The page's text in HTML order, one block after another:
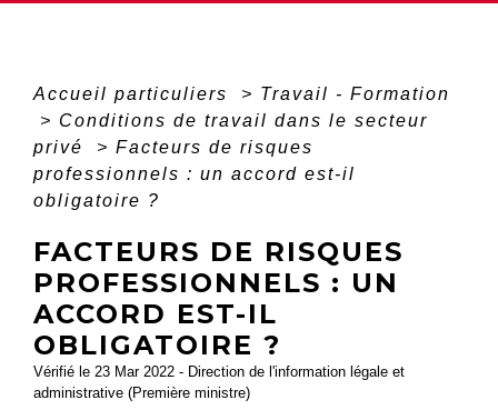
Accueil particuliers > Travail - Formation
> Conditions de travail dans le secteur
privé
> Facteurs de risques
professionnels : un accord est-il
obligatoire ?
FACTEURS DE RISQUES
PROFESSIONNELS : UN
ACCORD EST-IL
OBLIGATOIRE ?
Vérifié le 23 Mar 2022 - Direction de l'information légale et
administrative (Première ministre)